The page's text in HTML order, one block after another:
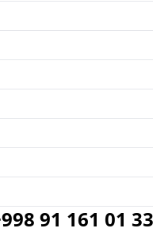
91 161 01 33